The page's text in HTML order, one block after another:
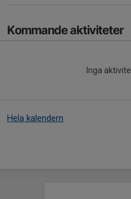
Kommande aktiviteter
Inga
Hela kalendern